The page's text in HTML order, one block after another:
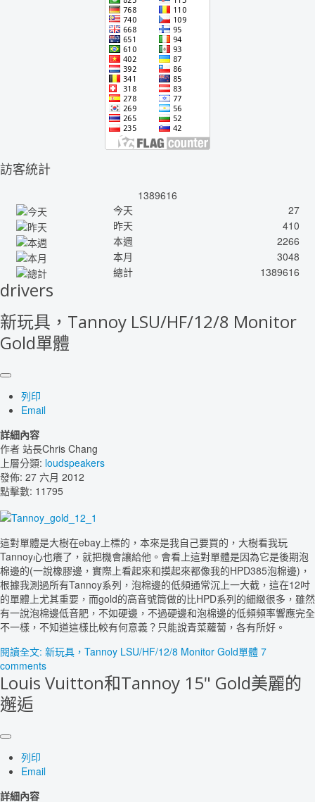
訪客統計
1389616
今天
27
昨天
410
本週
2266
本月
3048
總計
1389616
drivers
新玩具，Tannoy LSU/HF/12/8 Monitor
Gold單體
列印
Email
詳細內容
作者 站長Chris Chang
上層分類: loudspeakers
發佈: 27 六月 2012
點擊數: 11795
這對單體是大樹在ebay上標的，本來是我自己要買的，大樹看我玩
Tannoy心也癢了，就把機會讓給他。會看上這對單體是因為它是後期泡
棉邊的(一說橡膠邊，實際上看起來和摸起來都像我的HPD385泡棉邊)，
根據我測過所有Tannoy系列，泡棉邊的低頻通常沉上一大截，這在12吋
的單體上尤其重要，而gold的高音號筒做的比HPD系列的細緻很多，雖然
有一說泡棉邊低音肥，不如硬邊，不過硬邊和泡棉邊的低頻頻率響應完全
不一樣，不知道這樣比較有何意義？只能說青菜蘿蔔，各有所好。
閱讀全文: 新玩具，Tannoy LSU/HF/12/8 Monitor Gold單體 7
comments
Louis Vuitton和Tannoy 15" Gold美麗的
邂逅
列印
Email
詳細內容